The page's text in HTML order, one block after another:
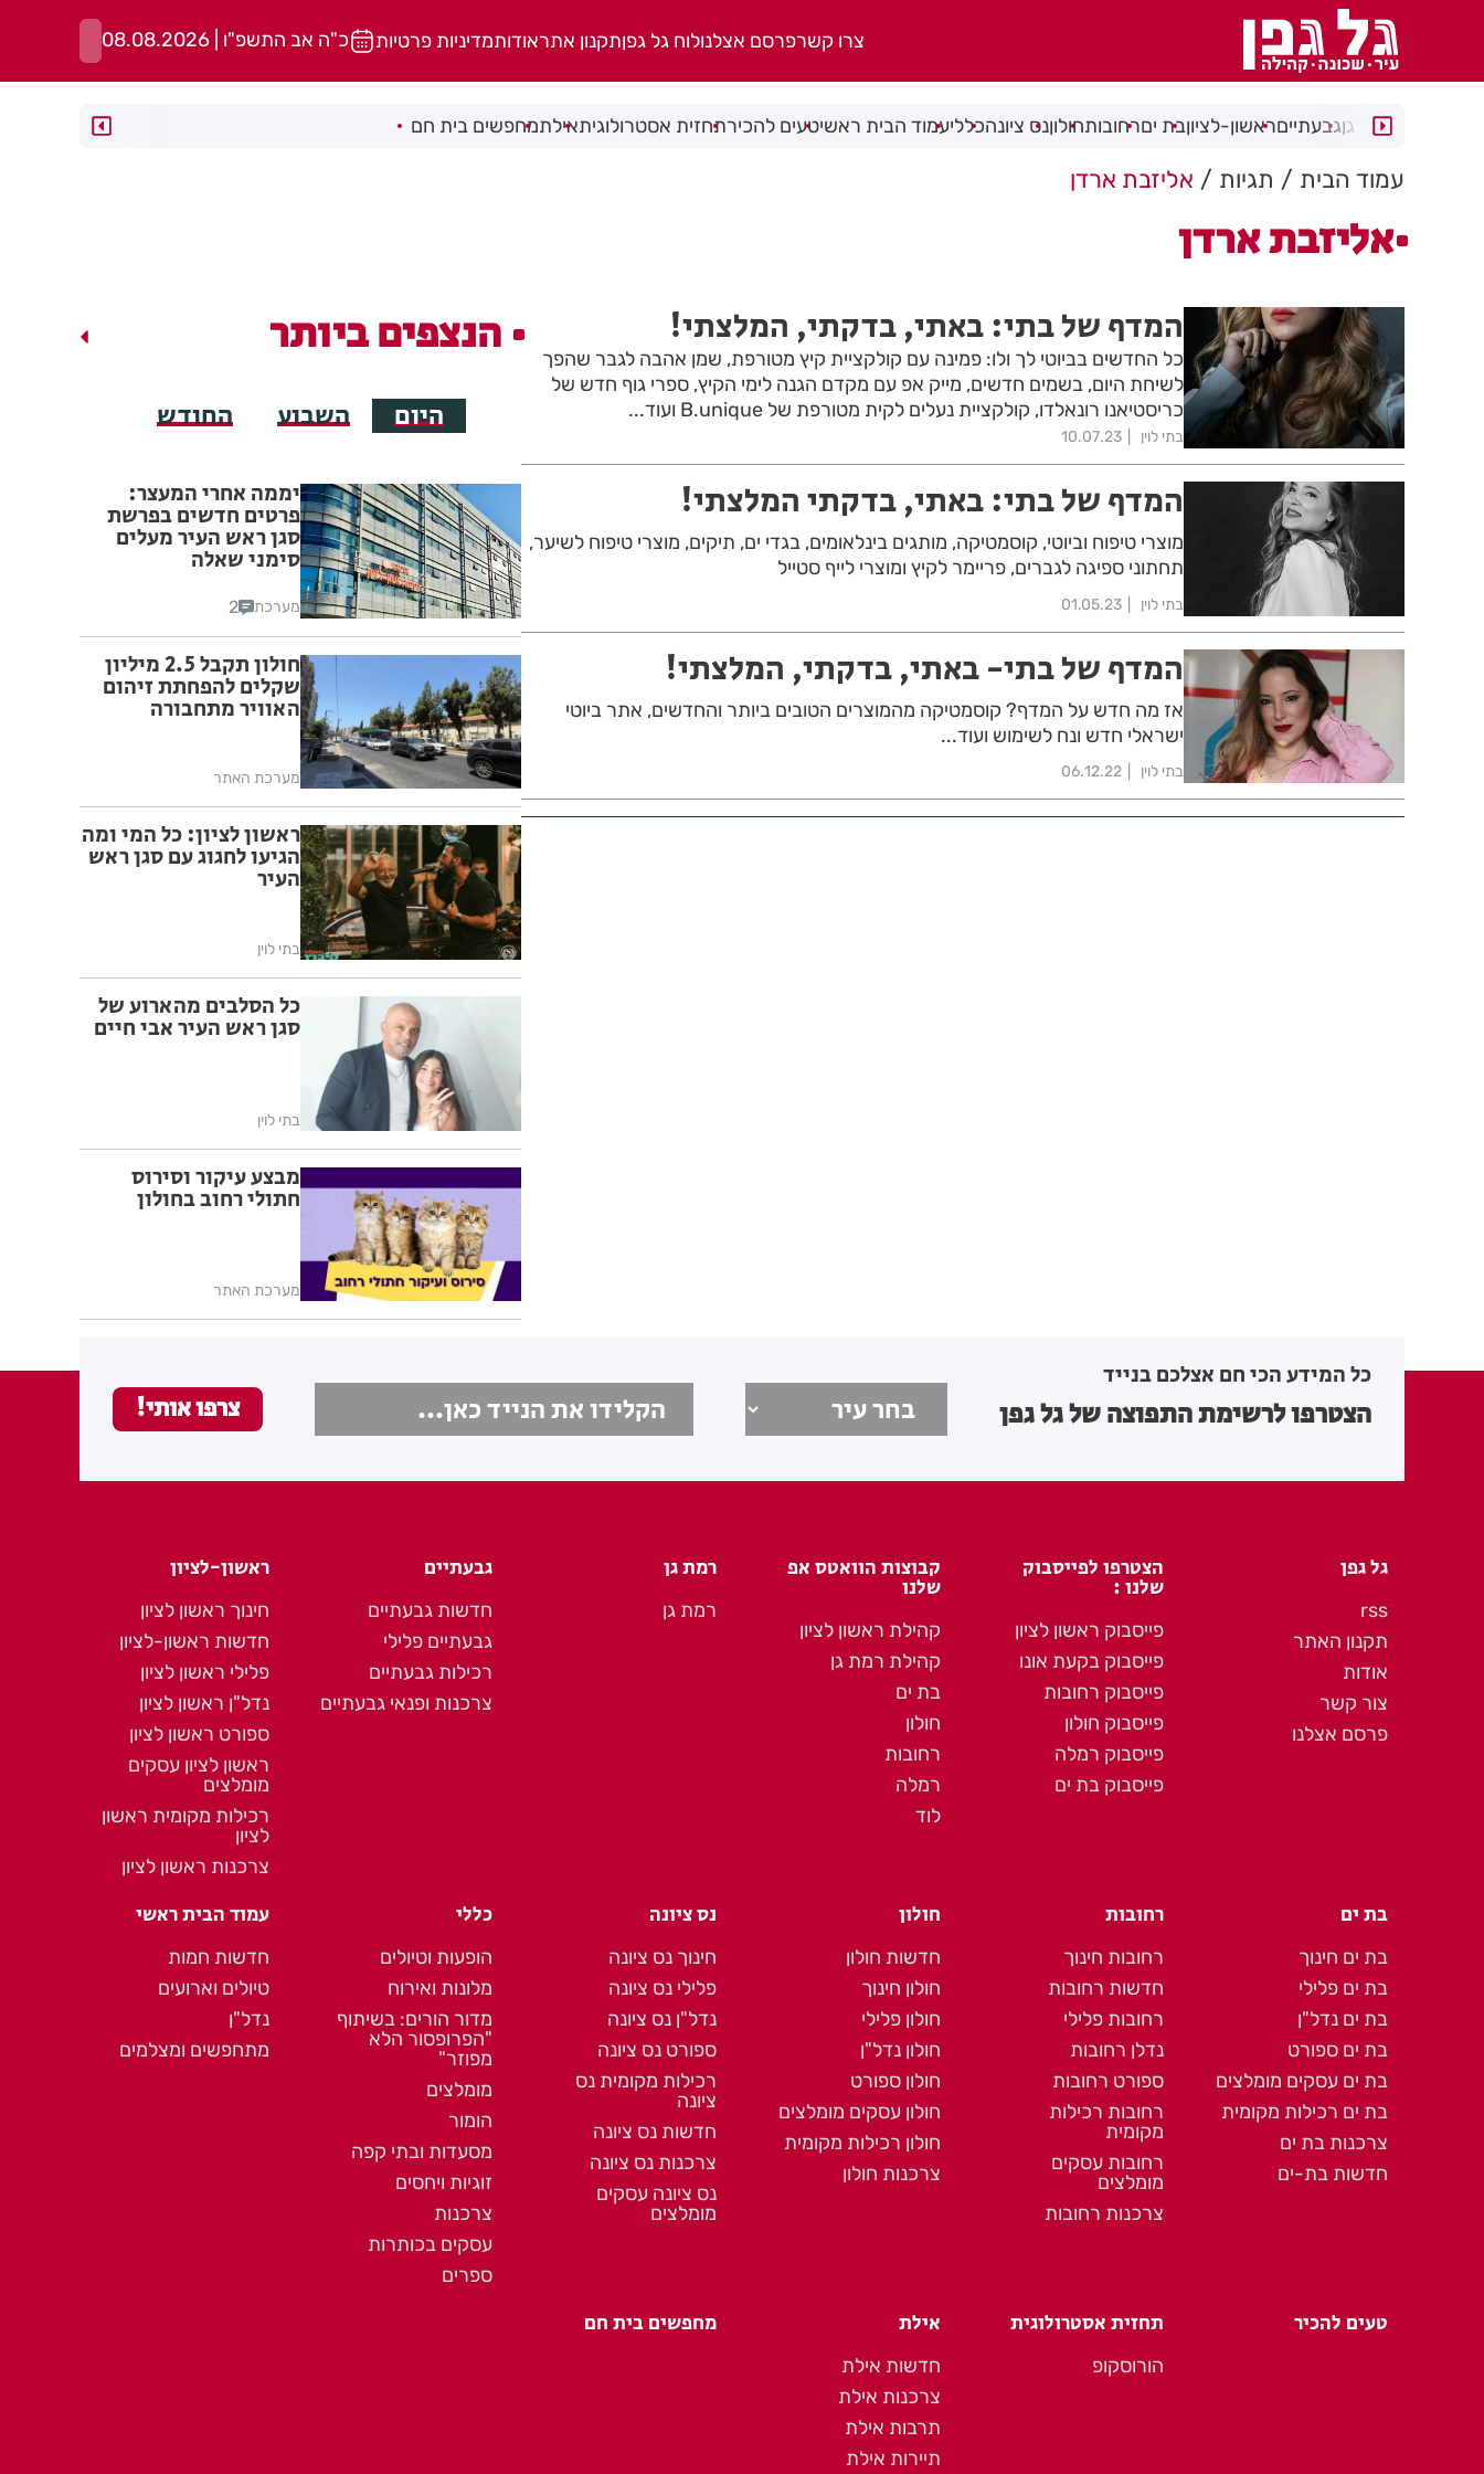
צרו קשרפרסם אצלנולוח גל גפןתקנון אתראודותמדיניות פרטיות כ"ה אב התשפ"ו | 08.08.2026
רמת גןגבעתייםראשון-לציוןבת יםרחובותחולוןנס ציונהכלליעמוד הבית ראשיטעים להכירתחזית אסטרולוגיתאילתמחפשים בית חם
עמוד הבית תגיות אליזבת ארדן
אליזבת ארדן
המדף של בתי: באתי, בדקתי, המלצתי!
כל החדשים בביוטי לך ולו: פמינה עם קולקציית קיץ מטורפת, שמן אהבה לגבר שהפך
לשיחת היום, בשמים חדשים, מייק אפ עם מקדם הגנה לימי הקיץ, ספרי גוף חדש של
כריסטיאנו רונאלדו, קולקציית נעלים לקית מטורפת של B.unique ועוד...
בתי לוין 10.07.23
המדף של בתי: באתי, בדקתי המלצתי!
מוצרי טיפוח וביוטי, קוסמטיקה, מותגים בינלאומים, בגדי ים, תיקים, מוצרי טיפוח לשיער,
תחתוני ספיגה לגברים, פריימר לקיץ ומוצרי לייף סטייל
בתי לוין 01.05.23
המדף של בתי- באתי, בדקתי, המלצתי!
אז מה חדש על המדף? קוסמטיקה מהמוצרים הטובים ביותר והחדשים, אתר ביוטי
ישראלי חדש ונח לשימוש ועוד...
בתי לוין 06.12.22
הנצפים ביותר
היום השבוע החודש
יממה אחרי המעצר:
פרטים חדשים בפרשת
סגן ראש העיר מעלים
סימני שאלה
מערכת 2
חולון תקבל 2.5 מיליון
שקלים להפחתת זיהום
האוויר מתחבורה
מערכת האתר
ראשון לציון: כל המי ומה
הגיעו לחגוג עם סגן ראש
העיר
בתי לוין
כל הסלבים מהארוע של
סגן ראש העיר אבי חיים
בתי לוין
מבצע עיקור וסירוס
חתולי רחוב בחולון
מערכת האתר
כל המידע הכי חם אצלכם בנייד
הצטרפו לרשימת התפוצה של גל גפן
גל גפן
rss
תקנון האתר
אודות
צור קשר
פרסם אצלנו
הצטרפו לפייסבוק
שלנו :
פייסבוק ראשון לציון
פייסבוק בקעת אונו
פייסבוק רחובות
פייסבוק חולון
פייסבוק רמלה
פייסבוק בת ים
קבוצות הוואטס אפ
שלנו
קהילת ראשון לציון
קהילת רמת גן
בת ים
חולון
רחובות
רמלה
לוד
רמת גן
רמת גן
גבעתיים
חדשות גבעתיים
גבעתיים פלילי
רכילות גבעתיים
צרכנות ופנאי גבעתיים
ראשון-לציון
חינוך ראשון לציון
חדשות ראשון-לציון
פלילי ראשון לציון
נדל"ן ראשון לציון
ספורט ראשון לציון
ראשון לציון עסקים
מומלצים
רכילות מקומית ראשון
לציון
צרכנות ראשון לציון
בת ים
בת ים חינוך
בת ים פלילי
בת ים נדל"ן
בת ים ספורט
בת ים עסקים מומלצים
בת ים רכילות מקומית
צרכנות בת ים
חדשות בת-ים
רחובות
רחובות חינוך
חדשות רחובות
רחובות פלילי
נדלן רחובות
ספורט רחובות
רחובות רכילות
מקומית
רחובות עסקים
מומלצים
צרכנות רחובות
חולון
חדשות חולון
חולון חינוך
חולון פלילי
חולון נדל"ן
חולון ספורט
חולון עסקים מומלצים
חולון רכילות מקומית
צרכנות חולון
נס ציונה
חינוך נס ציונה
פלילי נס ציונה
נדל"ן נס ציונה
ספורט נס ציונה
רכילות מקומית נס
ציונה
חדשות נס ציונה
צרכנות נס ציונה
נס ציונה עסקים
מומלצים
כללי
הופעות וטיולים
מלונות ואירוח
מדור הורים: בשיתוף
"הפרופסור הלא
מפוזר"
מומלצים
הומור
מסעדות ובתי קפה
זוגיות ויחסים
צרכנות
עסקים בכותרות
ספרים
עמוד הבית ראשי
חדשות חמות
טיולים וארועים
נדל"ן
מתחפשים ומצלמים
טעים להכיר תחזית אסטרולוגית
הורוסקופ
אילת
חדשות אילת
צרכנות אילת
תרבות אילת
תיירות אילת
מחפשים בית חם